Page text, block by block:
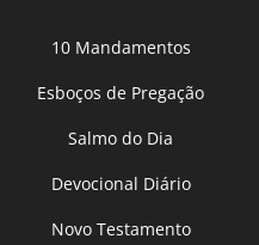
10 Mandamentos
Esboços de Pregação
Salmo do Dia
Devocional Diário
Novo Testamento